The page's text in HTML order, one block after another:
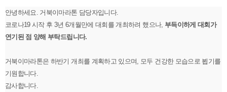
본문
안녕하세요. 거북이마라톤 담당자입니다.
코로나19 시작 후 3년 6개월만에 대회를 개최하려 했으나, 부득이하게 대회가
연기된 점 양해 부탁드립니다.
거북이마라톤은 하반기 개최를 계획하고 있으며, 모두 건강한 모습으로 뵙기를
기원합니다.
감사합니다.